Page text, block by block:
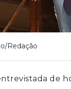
Redação
de